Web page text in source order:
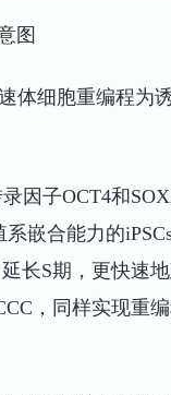
图
细胞重编程为诱
因子OCT4和
嵌合能力的
长S期，更快速
，同样实现重